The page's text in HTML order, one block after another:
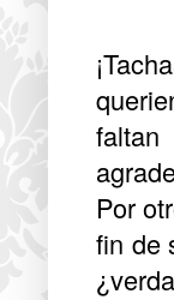
Por
fin de